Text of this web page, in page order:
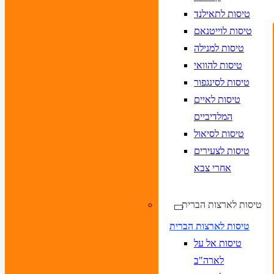
טיסות לתאילנד
טיסות לוייטנאם
טיסות למנילה
טיסות להוואי
טיסות לסינגפור
טיסות לאיים
המלדיביים
טיסות לסיאול
טיסות לצעירים
אחרי צבא
טיסות לארצות הברית
טיסות לארצות הברית
טיסות אל על
לארה"ב